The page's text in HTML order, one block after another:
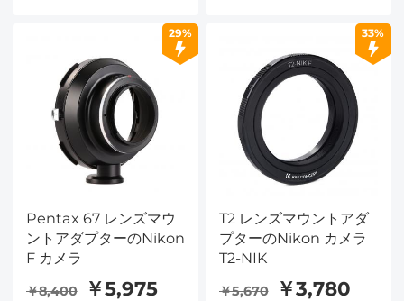
29%
Pentax 67 レンズマウ
ントアダプターのNikon
F カメラ
￥8,400 ￥5,975
33%
T2 レンズマウントアダ
プターのNikon カメラ
T2-NIK
￥5,670 ￥3,780